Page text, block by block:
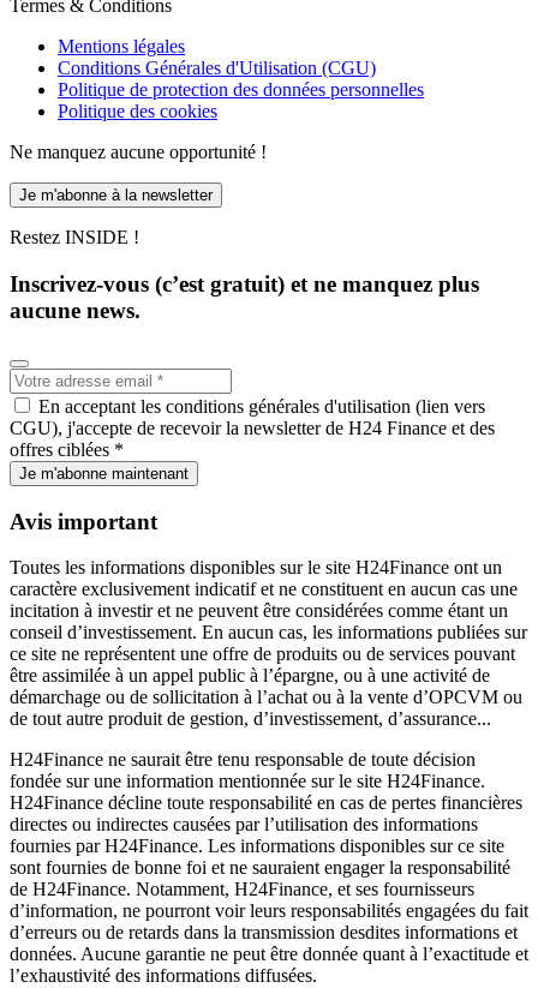
Termes & Conditions
Mentions légales
Conditions Générales d'Utilisation (CGU)
Politique de protection des données personnelles
Politique des cookies
Ne manquez aucune opportunité !
Je m'abonne à la newsletter
Restez INSIDE !
Inscrivez-vous (c’est gratuit) et ne manquez plus
aucune news.
En acceptant les conditions générales d'utilisation (lien vers
CGU), j'accepte de recevoir la newsletter de H24 Finance et des
offres ciblées *
Je m'abonne maintenant
Avis important
Toutes les informations disponibles sur le site H24Finance ont un
caractère exclusivement indicatif et ne constituent en aucun cas une
incitation à investir et ne peuvent être considérées comme étant un
conseil d’investissement. En aucun cas, les informations publiées sur
ce site ne représentent une offre de produits ou de services pouvant
être assimilée à un appel public à l’épargne, ou à une activité de
démarchage ou de sollicitation à l’achat ou à la vente d’OPCVM ou
de tout autre produit de gestion, d’investissement, d’assurance...
H24Finance ne saurait être tenu responsable de toute décision
fondée sur une information mentionnée sur le site H24Finance.
H24Finance décline toute responsabilité en cas de pertes financières
directes ou indirectes causées par l’utilisation des informations
fournies par H24Finance. Les informations disponibles sur ce site
sont fournies de bonne foi et ne sauraient engager la responsabilité
de H24Finance. Notamment, H24Finance, et ses fournisseurs
d’information, ne pourront voir leurs responsabilités engagées du fait
d’erreurs ou de retards dans la transmission desdites informations et
données. Aucune garantie ne peut être donnée quant à l’exactitude et
l’exhaustivité des informations diffusées.